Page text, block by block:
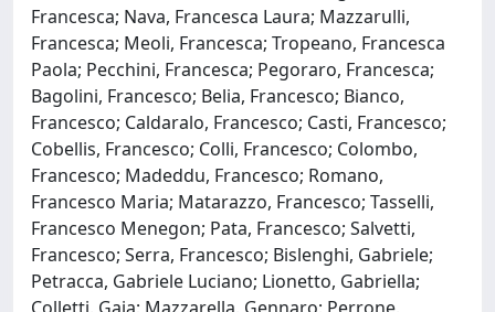
Francesca; Nava, Francesca Laura; Mazzarulli,
Francesca; Meoli, Francesca; Tropeano, Francesca
Paola; Pecchini, Francesca; Pegoraro, Francesca;
Bagolini, Francesco; Belia, Francesco; Bianco,
Francesco; Caldaralo, Francesco; Casti, Francesco;
Cobellis, Francesco; Colli, Francesco; Colombo,
Francesco; Madeddu, Francesco; Romano,
Francesco Maria; Matarazzo, Francesco; Tasselli,
Francesco Menegon; Pata, Francesco; Salvetti,
Francesco; Serra, Francesco; Bislenghi, Gabriele;
Petracca, Gabriele Luciano; Lionetto, Gabriella;